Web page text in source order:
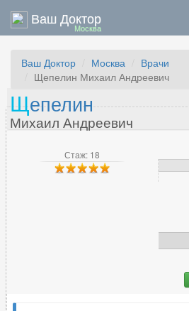
Ваш Доктор
Москва
Ваш Доктор Москва
Врачи
Щепелин Михаил Андреевич
Стаж: 18
Щепелин
Михаил Андреевич